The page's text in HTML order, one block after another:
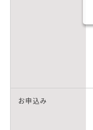
お申込み